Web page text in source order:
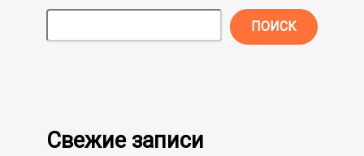
ПОИСК
Свежие записи